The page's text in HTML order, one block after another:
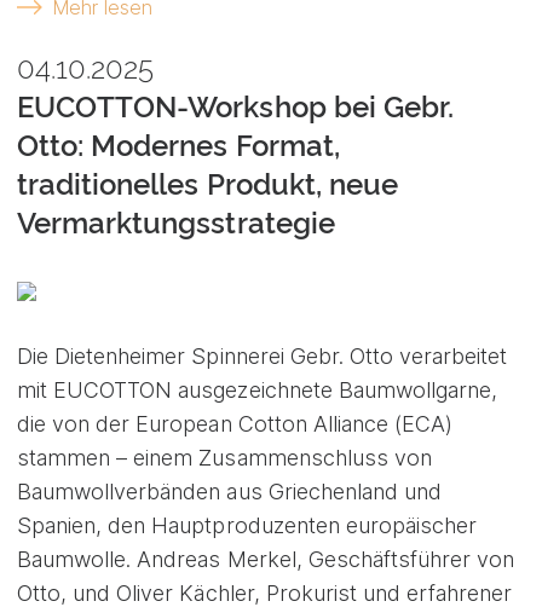
Mehr lesen
04.10.2025
EUCOTTON-Workshop bei Gebr.
Otto: Modernes Format,
traditionelles Produkt, neue
Vermarktungsstrategie
Die Dietenheimer Spinnerei Gebr. Otto verarbeitet
mit EUCOTTON ausgezeichnete Baumwollgarne,
die von der European Cotton Alliance (ECA)
stammen – einem Zusammenschluss von
Baumwollverbänden aus Griechenland und
Spanien, den Hauptproduzenten europäischer
Baumwolle. Andreas Merkel, Geschäftsführer von
Otto, und Oliver Kächler, Prokurist und erfahrener